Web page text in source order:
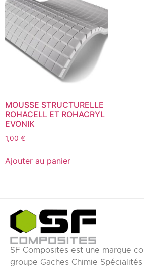
MOUSSE STRUCTURELLE
ROHACELL ET ROHACRYL
EVONIK
1,00 €
Ajouter au panier
SF Composites est une marque
groupe Gaches Chimie